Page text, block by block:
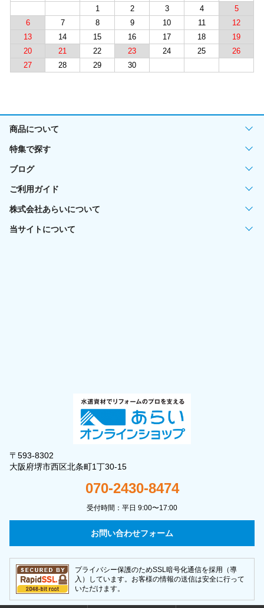
1
2 3 4
5
6
7 8 9 10 11
12
13
14 15 16 17 18
19
20
21 22 23 24 25
26
27
28 29 30
商品について
特集で探す
ブログ
ご利用ガイド
株式会社あらいについて
当サイトについて
〒593-8302
大阪府堺市西区北条町1丁30-15
070-2430-8474
受付時間：平日 9:00〜17:00
お問い合わせフォーム
プライバシー保護のためSSL暗号化通信を採用（導
入）しています。お客様の情報の送信は安全に行って
いただけます。